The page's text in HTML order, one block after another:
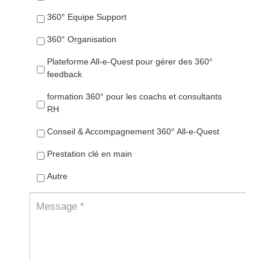
360° Equipe Support
360° Organisation
Plateforme All-e-Quest pour gérer des 360°
feedback
formation 360° pour les coachs et consultants
RH
Conseil & Accompagnement 360° All-e-Quest
Prestation clé en main
Autre